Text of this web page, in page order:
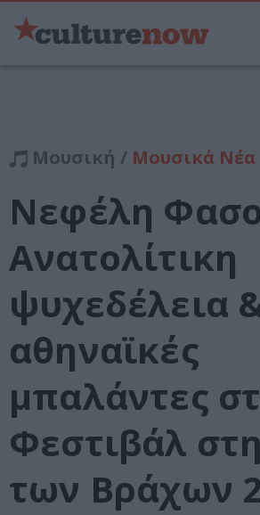
Μουσική / Μουσικά Νέα
Νεφέλη
Ανατολίτικη
ψυχεδέλεια
αθηναϊκές
μπαλάντες
Φεστιβάλ
των Βράχων